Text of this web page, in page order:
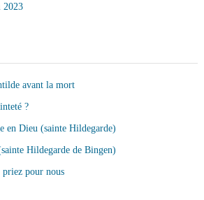
2023
avant la mort
?
en Dieu (sainte Hildegarde)
Hildegarde de Bingen)
pour nous